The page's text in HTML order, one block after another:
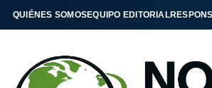
QUIÉNES SOMOSEQUIPO EDITORIAL